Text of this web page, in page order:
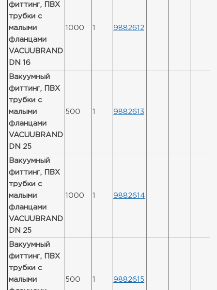
фиттинг, ПВХ
трубки с
малыми
фланцами
VACUUBRAND
DN 16
1000 1 9882612
Вакуумный
фиттинг, ПВХ
трубки с
малыми
фланцами
VACUUBRAND
DN 25
500 1 9882613
Вакуумный
фиттинг, ПВХ
трубки с
малыми
фланцами
VACUUBRAND
DN 25
1000 1 9882614
Вакуумный
фиттинг, ПВХ
трубки с
малыми
500 1 9882615